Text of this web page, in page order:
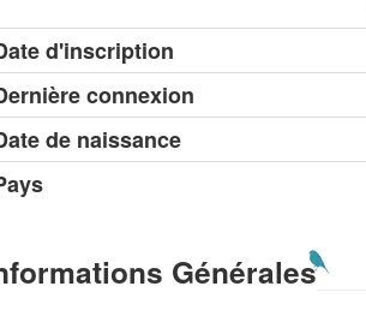
d'inscription
connexion
de naissance
Générales